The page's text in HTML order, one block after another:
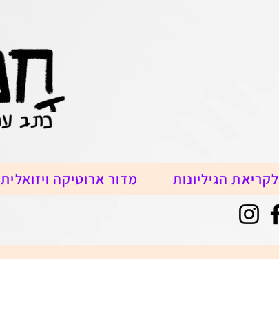
מדור ארוטיקה ויזואלית לקריאת הגיליונות